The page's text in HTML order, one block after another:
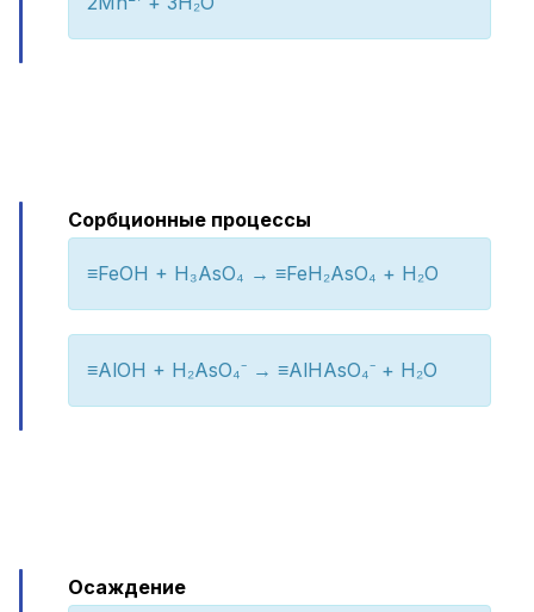
Сорбционные процессы
≡FeOH + H₃AsO₄ → ≡FeH₂AsO₄ + H₂O
≡AlOH + H₂AsO₄⁻ → ≡AlHAsO₄⁻ + H₂O
Осаждение